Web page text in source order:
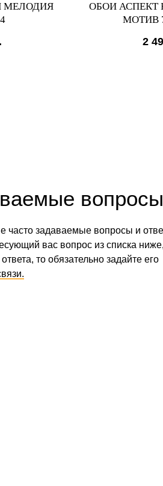
МЕЛОДИЯ
ОБОИ АСПЕКТ
МОТИВ
2
вопросы
часто задаваемые вопросы и
вас вопрос из списка ниже,
то обязательно задайте его